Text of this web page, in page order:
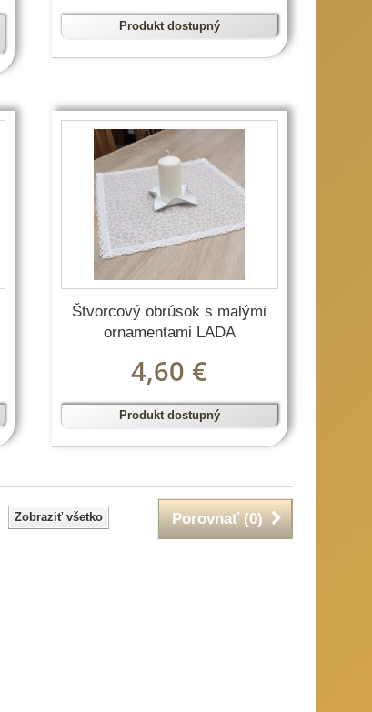
Produkt dostupný
Štvorcový obrúsok s malými
ornamentami LADA
4,60 €
Produkt dostupný
Porovnať (0)
Zobraziť všetko